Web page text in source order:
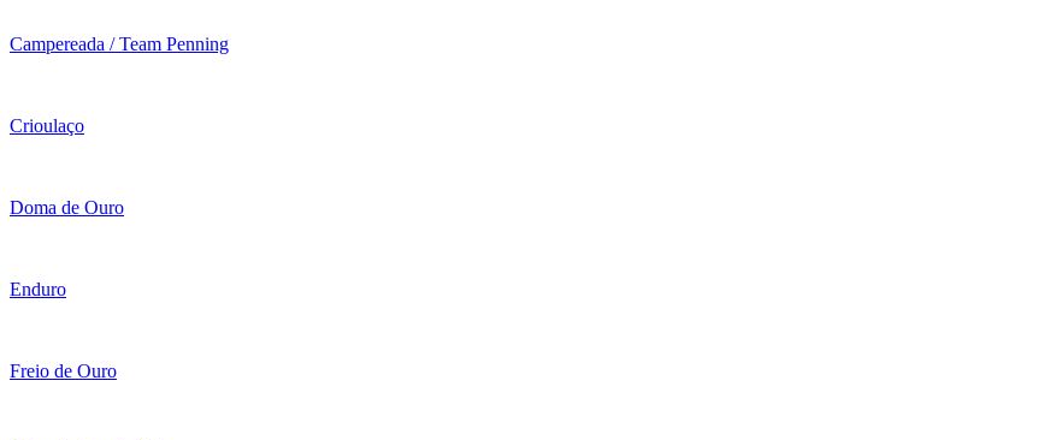
Campereada / Team Penning
Crioulaço
Doma de Ouro
Enduro
Freio de Ouro